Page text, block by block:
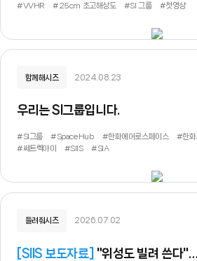
#VVHR #25cm 초고해상도 #SI 그룹 #첫영상
함께해시즈 2024.08.23
우리는 SI그룹입니다.
#SI그룹 #SpaceHub #한화에어로스페이스 #한화
#쎄트렉아이
#SIIS #SIA
들려줘시즈 2026.07.02
SIIS 보도자료